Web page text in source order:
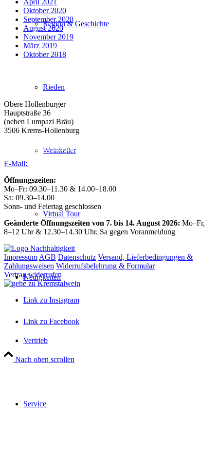
Region & Geschichte
Rieden
Weinkeller
Virtual Tour
Neuigkeiten
Vertrieb
Service
Oktober 2020
September 2020
August 2020
November 2019
März 2019
Oktober 2018
Obere Hollenburger –
Hauptstraße 36
(neben Lumpazi Bräu)
3506 Krems-Hollenburg
+43 (0) 27 39 / 22 96
E-Mail:
Öffnungszeiten:
Mo–Fr: 09.30–11.30 & 14.00–18.00
Sa: 09.30–14.00
Sonn- und Feiertag geschlossen
Geänderte Öffnungszeiten von 7. bis 14. August 2026: Mo–Fr,
8–12 Uhr & 12.30–14.30 Uhr, Sa gegen Voranmeldung
Impressum AGB Datenschutz Versand, Lieferbedingungen &
Zahlungsweisen Widerrufsbelehrung & Formular
Vertrag widerrufen
Link zu Instagram
Link zu Facebook
Nach oben scrollen
Wir machen Urlaub